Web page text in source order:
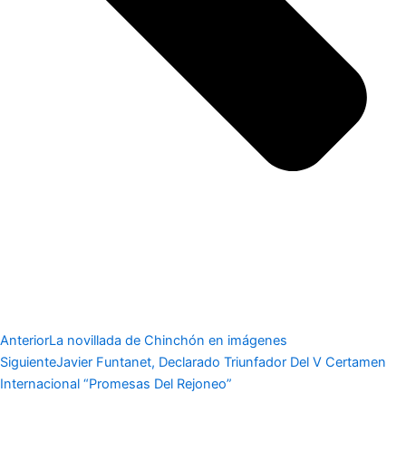
AnteriorLa novillada de Chinchón en imágenes
SiguienteJavier Funtanet, Declarado Triunfador Del V Certamen
Internacional “Promesas Del Rejoneo”